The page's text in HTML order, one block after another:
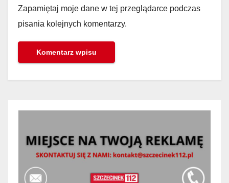
Zapamiętaj moje dane w tej przeglądarce podczas
pisania kolejnych komentarzy.